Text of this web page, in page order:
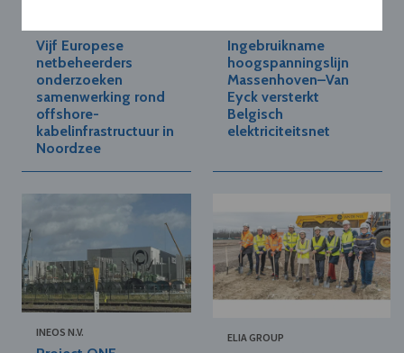
Vijf Europese
netbeheerders
onderzoeken
samenwerking rond
offshore-
kabelinfrastructuur in
Noordzee
Ingebruikname
hoogspanningslijn
Massenhoven–Van
Eyck versterkt
Belgisch
elektriciteitsnet
INEOS N.V. ELIA GROUP